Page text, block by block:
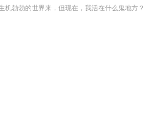
机勃勃的世界来，但现在，我活在什么鬼地方？